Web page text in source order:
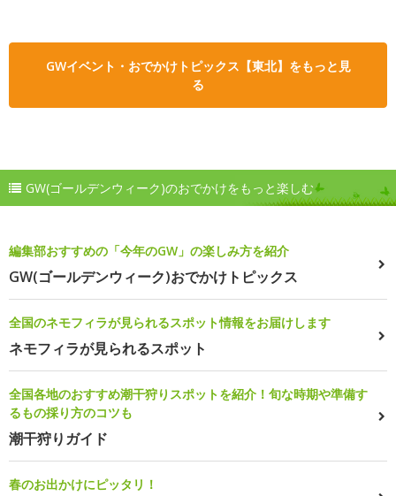
GWイベント・おでかけトピックス【東北】をもっと見
る
GW(ゴールデンウィーク)のおでかけをもっと楽しむ
編集部おすすめの「今年のGW」の楽しみ方を紹介
GW(ゴールデンウィーク)おでかけトピックス
全国のネモフィラが見られるスポット情報をお届けします
ネモフィラが見られるスポット
全国各地のおすすめ潮干狩りスポットを紹介！旬な時期や準備す
るもの採り方のコツも
潮干狩りガイド
春のお出かけにピッタリ！